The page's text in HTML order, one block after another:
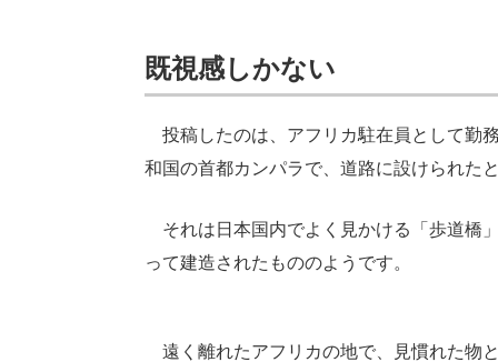
既視感しかない
投稿したのは、アフリカ駐在員として勤
和国の首都カンパラで、道路に設けられた
それは日本国内でよく見かける「歩道橋
って建造されたもののようです。
遠く離れたアフリカの地で、見慣れた物